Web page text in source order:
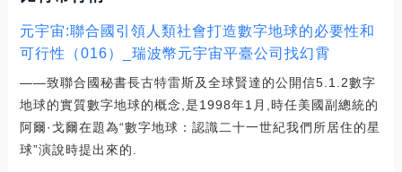
元宇宙:聯合國引領人類社會打造數字地球的必要性和
可行性（016）_瑞波幣元宇宙平臺公司找幻霄
——致聯合國秘書長古特雷斯及全球賢達的公開信5.1.2數字
地球的實質數字地球的概念,是1998年1月,時任美國副總統的
阿爾·戈爾在題為“數字地球：認識二十一世紀我們所居住的星
球”演說時提出來的.